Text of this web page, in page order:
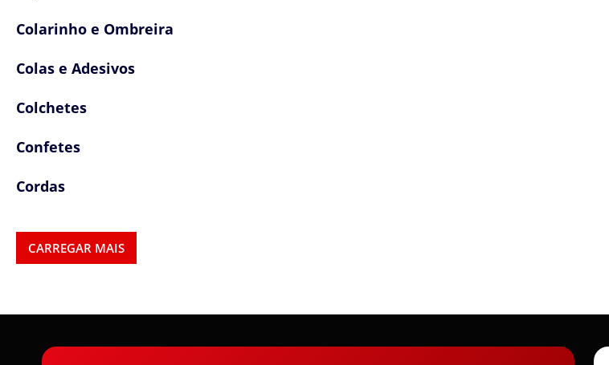
Colarinho e Ombreira
Colas e Adesivos
Colchetes
Confetes
Cordas
Cordões, Cordas e Elásticos
Cortador de Papel
CARREGAR MAIS